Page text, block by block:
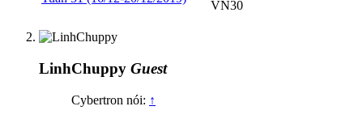
VN30
LinhChuppy Guest
Cybertron nói: ↑